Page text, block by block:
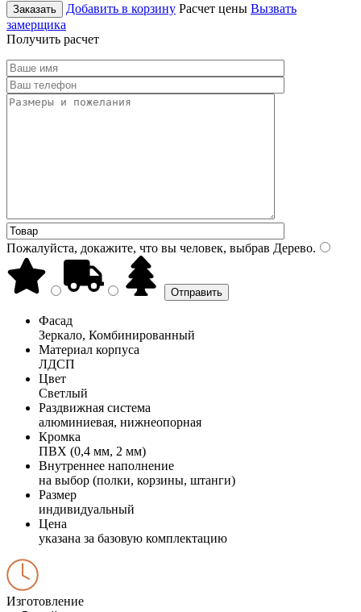
Заказать Добавить в корзину Расчет цены Вызвать
замерщика
Получить расчет
Пожалуйста, докажите, что вы человек, выбрав Дерево.
Фасад
Зеркало, Комбинированный
Материал корпуса
ЛДСП
Цвет
Светлый
Раздвижная система
алюминиевая, нижнеопорная
Кромка
ПВХ (0,4 мм, 2 мм)
Внутреннее наполнение
на выбор (полки, корзины, штанги)
Размер
индивидуальный
Цена
указана за базовую комплектацию
Изготовление